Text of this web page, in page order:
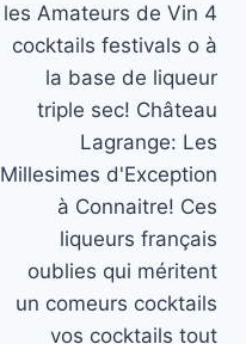
les Amateurs de Vin 4
cocktails festivals o à
la base de liqueur
triple sec! Château
Lagrange: Les
Millesimes d'Exception
à Connaitre! Ces
liqueurs français
oublies qui méritent
un comeurs cocktails
vos cocktails tout